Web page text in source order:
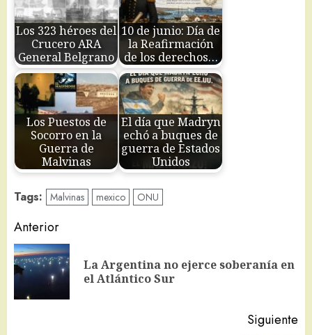
Los 323 héroes del
Crucero ARA
General Belgrano
10 de junio: Día de
la Reafirmación
de los derechos…
Los Puestos de
Socorro en la
Guerra de
Malvinas
El día que Madryn
echó a buques de
guerra de Estados
Unidos
Tags: Malvinas mexico ONU
Navegación
de
entradas
Anterior
La Argentina no ejerce soberanía en
el Atlántico Sur
Siguiente